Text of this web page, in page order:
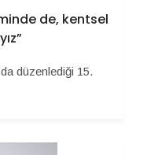
de, kentsel
düzenlediği 15.